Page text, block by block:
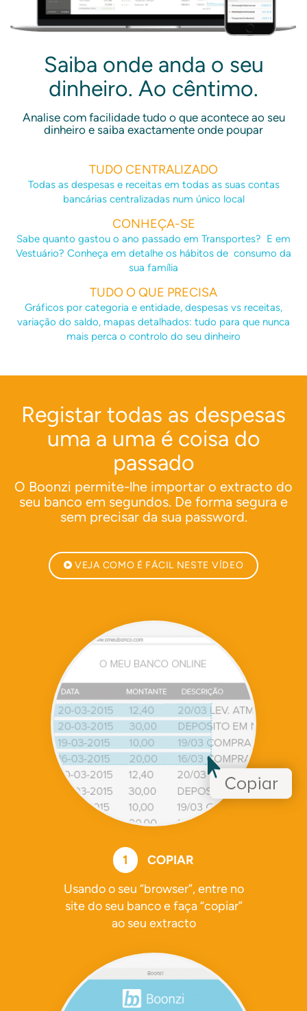
Saiba onde anda o seu
dinheiro. Ao cêntimo.
Analise com facilidade tudo o que acontece ao seu
dinheiro e saiba exactamente onde poupar
TUDO CENTRALIZADO
Todas as despesas e receitas em todas as suas contas
bancárias centralizadas num único local
CONHEÇA-SE
Sabe quanto gastou o ano passado em Transportes? E em
Vestuário? Conheça em detalhe os hábitos de consumo da
sua família
TUDO O QUE PRECISA
Gráficos por categoria e entidade, despesas vs receitas,
variação do saldo, mapas detalhados: tudo para que nunca
mais perca o controlo do seu dinheiro
Registar todas as despesas
uma a uma é coisa do
passado
O Boonzi permite-lhe importar o extracto do
seu banco em segundos. De forma segura e
sem precisar da sua password.
VEJA COMO É FÁCIL NESTE VÍDEO
1
COPIAR
Usando o seu “browser”, entre no
site do seu banco e faça “copiar”
ao seu extracto